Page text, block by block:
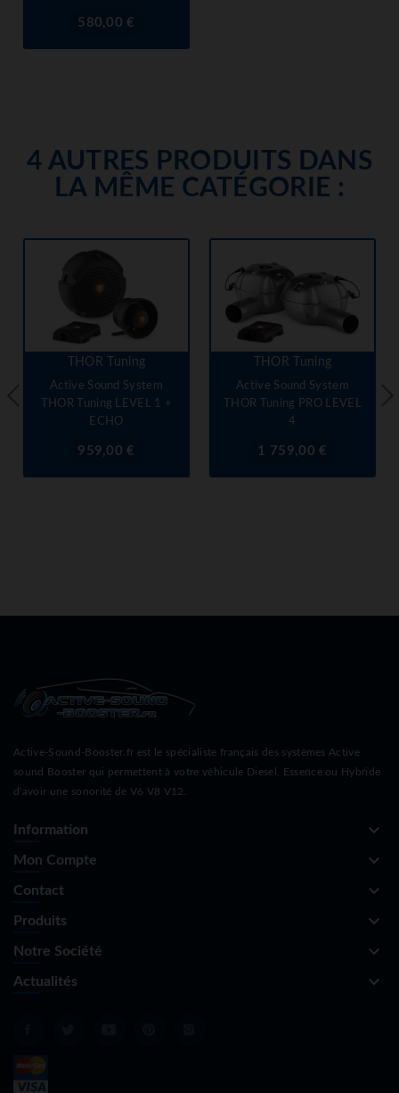
Prix
580,00 €
4 AUTRES PRODUITS DANS
LA MÊME CATÉGORIE :
THOR Tuning
Active Sound System
THOR Tuning LEVEL 1 +
ECHO
Prix
959,00 €
THOR Tuning
Active Sound System
THOR Tuning PRO LEVEL
4
Prix1 759,00 €
Active-Sound-Booster.fr est le spécialiste français des systèmes Active
sound Booster qui permettent à votre véhicule Diesel, Essence ou Hybride
d'avoir une sonorité de V6 V8 V12.
Information keyboard_arrow_down
Mon Compte keyboard_arrow_down
Contact keyboard_arrow_down
Produits keyboard_arrow_down
Notre Société keyboard_arrow_down
Actualités keyboard_arrow_down